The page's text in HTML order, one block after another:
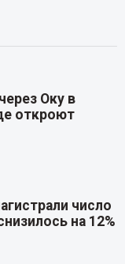
Оку в
откроют
число
на 12%